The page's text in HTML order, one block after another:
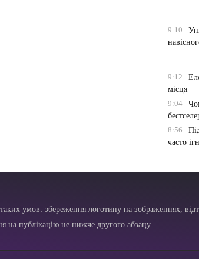
9:10
9:12
місця
9:04
8:56
часто
умов: збереження логотипу на зображеннях,
на публікацію не нижче другого абзацу.